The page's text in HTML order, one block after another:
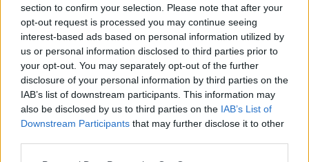
section to confirm your selection. Please note that after your
opt-out request is processed you may continue seeing
interest-based ads based on personal information utilized by
us or personal information disclosed to third parties prior to
your opt-out. You may separately opt-out of the further
disclosure of your personal information by third parties on the
IAB’s list of downstream participants. This information may
also be disclosed by us to third parties on the IAB’s List of
Downstream Participants that may further disclose it to other
a hazai turizmusról
A Tisza Párt Dr. Baka Andrást jelöli köztársasági elnöknek
Óriási, több mint két méteres harcsát fogott a Tiszán a 13 éves
fiú (VIDEÓVAL)
Hétfőn kezdik, csütörtökön végeznek – lezárás miatt
fennakadásokra és pótlóbuszos közlekedésre számítsunk az
egyik Jász-Nagykun-Szolnok megyei vasútvonalon